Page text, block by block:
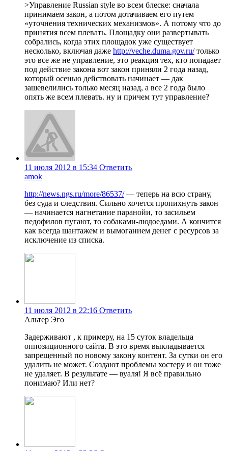
>Управление Russian style во всем блеске: сначала
принимаем закон, а потом дотачиваем его путем
«уточнения технических механизмов». А потому что до
принятия всем плевать. Площадку они развертывать
собрались, когда этих площадок уже существует
несколько, включая даже http://veche.duma.gov.ru/только
это все же не управление, это реакция тех, кто попадает
под действие закона вот закон приняли 2 года назад,
который осенью действовать начинает — дак
зашевелились только месяц назад, а все 2 года было
опять же всем плевать. ну и причем тут управление?
11 июля 2012 в 15:34 Ответить
amok
http://news.ngs.ru/more/86537/— теперь на всю страну,
без суда и следствия. Сильно хочется пропихнуть закон
— начинается нагнетание паранойи, то засильем
педофилов пугают, то собаками-людоедами. А кончится
как всегда шантажем и вымоганием денег с ресурсов за
исключение из списка.
11 июля 2012 в 22:16 Ответить
Альтер Эго
Задерживают , к примеру, на 15 суток владельца
оппозиционного сайта. В это время выкладывается
запрещенный по новому закону контент. За сутки он его
удалить не может. Создают проблемы хостеру и он тоже
не удаляет. В результате — вуаля! Я всё правильно
понимаю? Или нет?